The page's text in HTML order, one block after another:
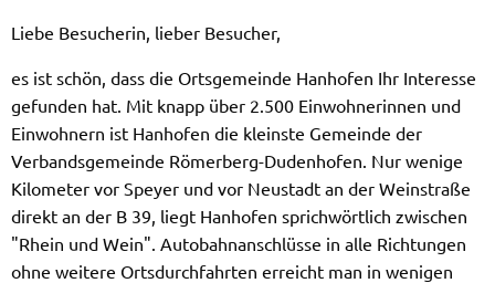
Hanhofen
Liebe Besucherin, lieber Besucher,
es ist schön, dass die Ortsgemeinde Hanhofen Ihr Interesse
gefunden hat. Mit knapp über 2.500 Einwohnerinnen und
Einwohnern ist Hanhofen die kleinste Gemeinde der
Verbandsgemeinde Römerberg-Dudenhofen. Nur wenige
Kilometer vor Speyer und vor Neustadt an der Weinstraße
direkt an der B 39, liegt Hanhofen sprichwörtlich zwischen
"Rhein und Wein". Autobahnanschlüsse in alle Richtungen
ohne weitere Ortsdurchfahrten erreicht man in wenigen